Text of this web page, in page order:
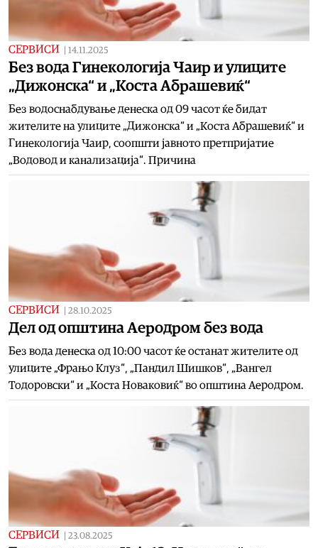
СЕРВИСИ 14.11.2025
Без вода Гинекологија Чаир и улиците
„Дижонска“ и „Коста Абрашевиќ“
Без водоснабдување денеска од 09 часот ќе бидат
жителите на улиците „Дижонска“ и „Коста Абрашевиќ“ и
Гинекологија Чаир, соопшти јавното претпријатие
„Водовод и канализација“. Причина
СЕРВИСИ 28.10.2025
Дел од општина Аеродром без вода
Без вода денеска од 10:00 часот ќе останат жителите од
улиците „Фрањо Клуз“, „Пандил Шишков“, „Вангел
Тодоровски“ и „Коста Новаковиќ“ во општина Аеродром.
СЕРВИСИ 23.08.2025